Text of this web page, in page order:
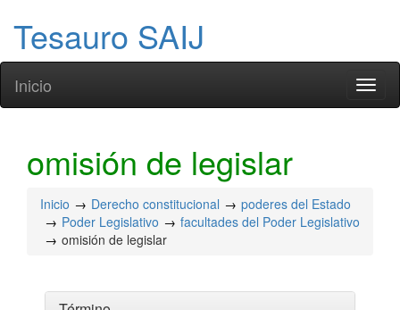
Tesauro SAIJ
Inicio
omisión de legislar
Inicio Derecho constitucional
poderes del Estado
Poder Legislativo
facultades del Poder Legislativo
omisión de legislar